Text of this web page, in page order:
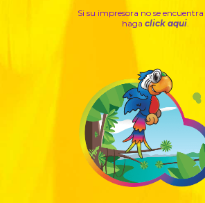
Si su impresora no se
haga click aqui.